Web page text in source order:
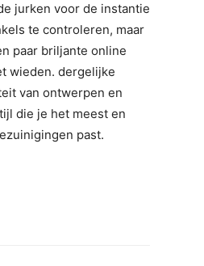
jurken voor de instantie
te controleren, maar
paar briljante online
wieden. dergelijke
van ontwerpen en
die je het meest en
past.